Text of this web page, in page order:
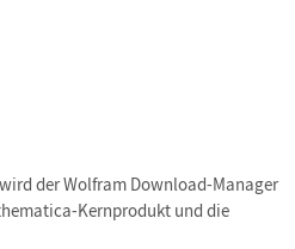
der Wolfram Download-Manager
Kernprodukt und die